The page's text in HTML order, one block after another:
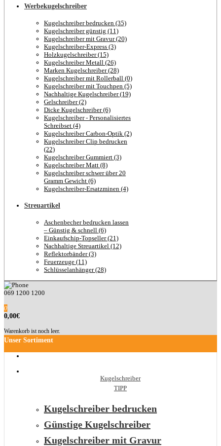
Werbekugelschreiber
Kugelschreiber bedrucken (35)
Kugelschreiber günstig (11)
Kugelschreiber mit Gravur (20)
Kugelschreiber-Express (3)
Holzkugelschreiber (15)
Kugelschreiber Metall (26)
Marken Kugelschreiber (28)
Kugelschreiber mit Rollerball (0)
Kugelschreiber mit Touchpen (5)
Nachhaltige Kugelschreiber (19)
Gelschreiber (2)
Dicke Kugelschreiber (6)
Kugelschreiber - Personalisiertes
Schreibset (4)
Kugelschreiber Carbon-Optik (2)
Kugelschreiber Clip bedrucken
(22)
Kugelschreiber Gummiert (3)
Kugelschreiber Matt (8)
Kugelschreiber schwer über 20
Gramm Gewicht (6)
Kugelschreiber-Ersatzminen (4)
Streuartikel
Aschenbecher bedrucken lassen
– Günstig & schnell (6)
Einkaufschip-Topseller (21)
Nachhaltige Streuartikel (12)
Reflektorbänder (3)
Feuerzeuge (11)
Schlüsselanhänger (28)
069 1200 1200
0
0,00€
Warenkorb ist noch leer.
Unser Sortiment
Kugelschreiber
TIPP
Kugelschreiber bedrucken
Günstige Kugelschreiber
Kugelschreiber mit Gravur